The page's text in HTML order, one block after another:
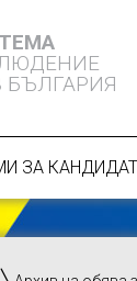
БЪЛГАРИЯ
ЗА